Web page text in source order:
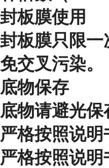
封板膜使用
封板膜只限
免交叉污染。
底物保存
底物请避光保
严格按照说明
严格按照说明